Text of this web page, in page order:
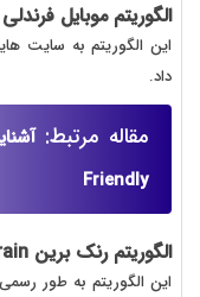
الگوریتم موبایل
این الگوریتم به سایت
داد.
مقاله مرتبط:
Friendly
الگوریتم رنک برین Rankbrain